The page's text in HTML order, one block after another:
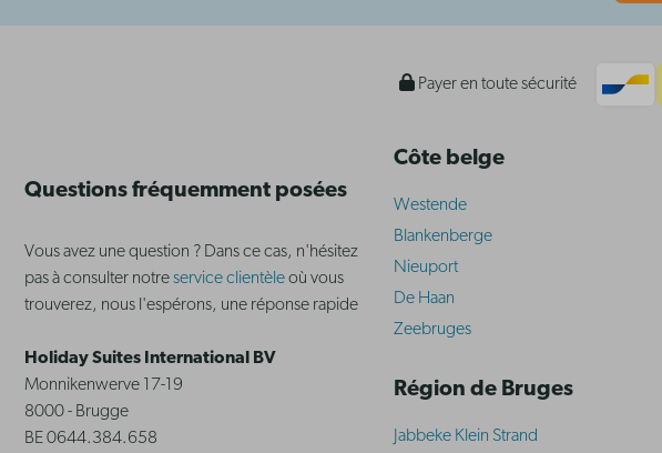
Payer en toute sécurité
Questions fréquemment posées
Vous avez une question ? Dans ce cas, n'hésitez
pas à consulter notreservice clientèleoù vous
trouverez, nous l'espérons, une réponse rapide
Holiday Suites International BV
Monnikenwerve 17-19
8000 - Brugge
BE 0644.384.658
Côte belge
Westende
Blankenberge
Nieuport
De Haan
Zeebruges
Région de Bruges
Jabbeke Klein Strand